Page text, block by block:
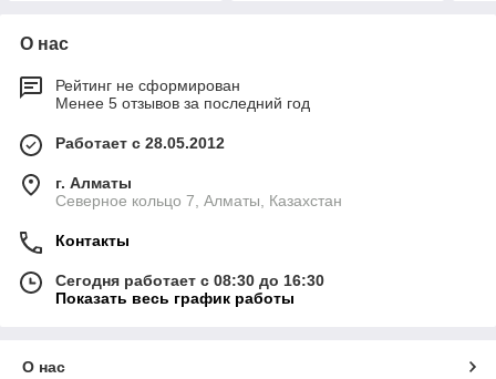
О нас
Рейтинг не сформирован
Менее 5 отзывов за последний год
Работает с 28.05.2012
г. Алматы
Северное кольцо 7, Алматы, Казахстан
Контакты
Сегодня работает с 08:30 до 16:30
Показать весь график работы
О нас